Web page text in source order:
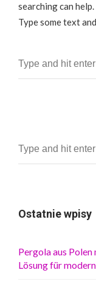
searching can help.
Type some text
Ostatnie wpisy
Pergola aus
Lösung für